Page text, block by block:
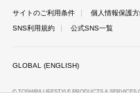
サイトのご利用条件 個人情報保護
SNS利用規約
公式SNS一覧
GLOBAL (ENGLISH)
© TOSHIBA LIFESTYLE PRODUCTS & SERVICES